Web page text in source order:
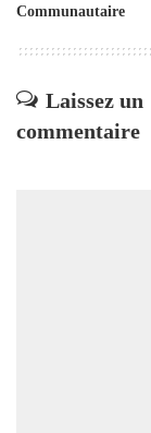
Communautaire
Laissez un
commentaire